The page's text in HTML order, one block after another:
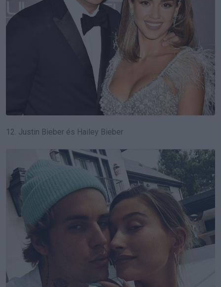
12. Justin Bieber és Hailey Bieber